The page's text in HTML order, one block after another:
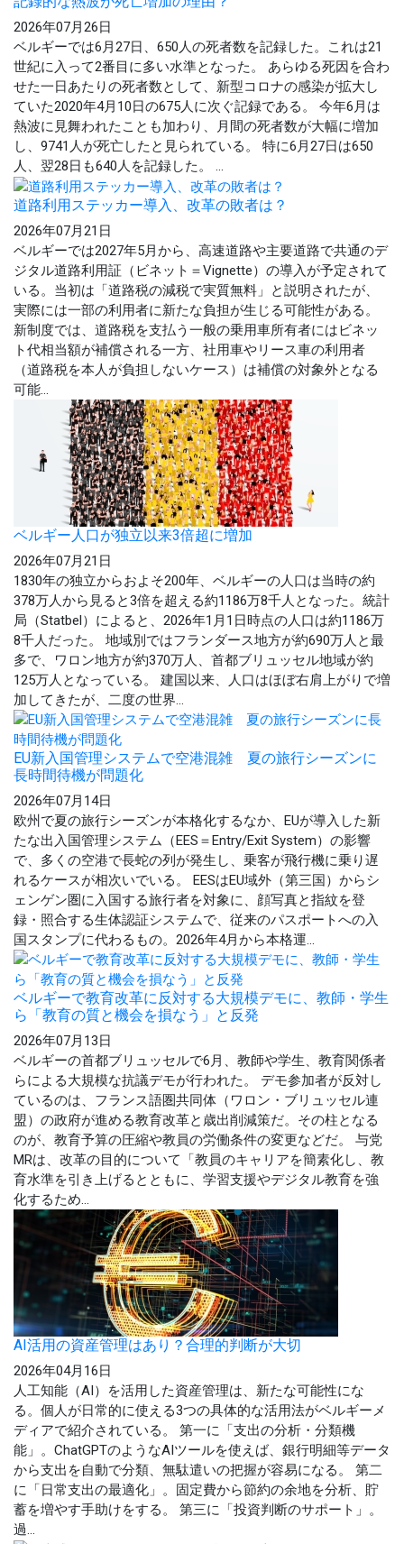
2026年07月26日
ベルギーでは6月27日、650人の死者数を記録した。これは21
世紀に入って2番目に多い水準となった。 あらゆる死因を合わ
せた一日あたりの死者数として、新型コロナの感染が拡大し
ていた2020年4月10日の675人に次ぐ記録である。 今年6月は
熱波に見舞われたことも加わり、月間の死者数が大幅に増加
し、9741人が死亡したと見られている。 特に6月27日は650
人、翌28日も640人を記録した。 ...
道路利用ステッカー導入、改革の敗者は？
2026年07月21日
ベルギーでは2027年5月から、高速道路や主要道路で共通のデ
ジタル道路利用証（ビネット＝Vignette）の導入が予定されて
いる。当初は「道路税の減税で実質無料」と説明されたが、
実際には一部の利用者に新たな負担が生じる可能性がある。
新制度では、道路税を支払う一般の乗用車所有者にはビネッ
ト代相当額が補償される一方、社用車やリース車の利用者
（道路税を本人が負担しないケース）は補償の対象外となる
可能...
ベルギー人口が独立以来3倍超に増加
2026年07月21日
1830年の独立からおよそ200年、ベルギーの人口は当時の約
378万人から見ると3倍を超える約1186万8千人となった。統計
局（Statbel）によると、2026年1月1日時点の人口は約1186万
8千人だった。 地域別ではフランダース地方が約690万人と最
多で、ワロン地方が約370万人、首都ブリュッセル地域が約
125万人となっている。 建国以来、人口はほぼ右肩上がりで増
加してきたが、二度の世界...
EU新入国管理システムで空港混雑 夏の旅行シーズンに
長時間待機が問題化
2026年07月14日
欧州で夏の旅行シーズンが本格化するなか、EUが導入した新
たな出入国管理システム（EES＝Entry/Exit System）の影響
で、多くの空港で長蛇の列が発生し、乗客が飛行機に乗り遅
れるケースが相次いでいる。 EESはEU域外（第三国）からシ
ェンゲン圏に入国する旅行者を対象に、顔写真と指紋を登
録・照合する生体認証システムで、従来のパスポートへの入
国スタンプに代わるもの。2026年4月から本格運...
ベルギーで教育改革に反対する大規模デモに、教師・学生
ら「教育の質と機会を損なう」と反発
2026年07月13日
ベルギーの首都ブリュッセルで6月、教師や学生、教育関係者
らによる大規模な抗議デモが行われた。 デモ参加者が反対し
ているのは、フランス語圏共同体（ワロン・ブリュッセル連
盟）の政府が進める教育改革と歳出削減策だ。その柱となる
のが、教育予算の圧縮や教員の労働条件の変更などだ。 与党
MRは、改革の目的について「教員のキャリアを簡素化し、教
育水準を引き上げるとともに、学習支援やデジタル教育を強
化するため...
AI活用の資産管理はあり？合理的判断が大切
2026年04月16日
人工知能（AI）を活用した資産管理は、新たな可能性にな
る。個人が日常的に使える3つの具体的な活用法がベルギーメ
ディアで紹介されている。 第一に「支出の分析・分類機
能」。ChatGPTのようなAIツールを使えば、銀行明細等データ
から支出を自動で分類、無駄遣いの把握が容易になる。 第二
に「日常支出の最適化」。固定費から節約の余地を分析、貯
蓄を増やす手助けをする。 第三に「投資判断のサポート」。
過...